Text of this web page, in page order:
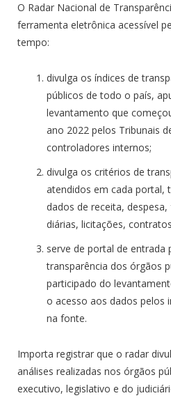
O Radar Nacional de
ferramenta eletrônica acessível
tempo:
divulga os índices de
públicos de todo o país,
levantamento que
ano 2022 pelos Tribunais
controladores internos;
divulga os critérios de
atendidos em cada portal,
dados de receita,
diárias, licitações,
serve de portal de
transparência dos órgãos
participado do
o acesso aos dados pelos
na fonte.
Importa registrar que o radar
análises realizadas nos órgãos
executivo, legislativo e do